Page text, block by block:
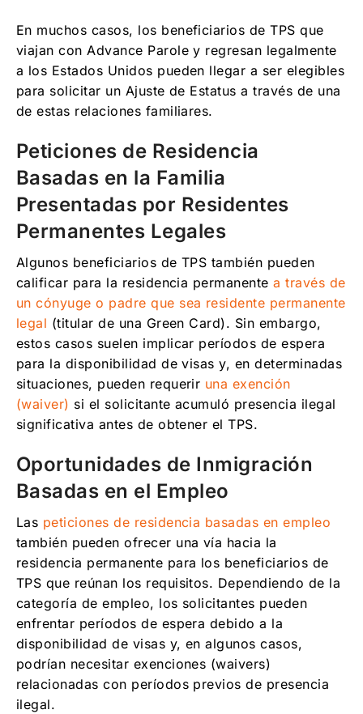
En muchos casos, los beneficiarios de TPS que
viajan con Advance Parole y regresan legalmente
a los Estados Unidos pueden llegar a ser elegibles
para solicitar un Ajuste de Estatus a través de una
de estas relaciones familiares.
Peticiones de Residencia
Basadas en la Familia
Presentadas por Residentes
Permanentes Legales
Algunos beneficiarios de TPS también pueden
calificar para la residencia permanentea través de
un cónyuge o padre que sea residente permanente
legal (titular de una Green Card). Sin embargo,
estos casos suelen implicar períodos de espera
para la disponibilidad de visas y, en determinadas
situaciones, pueden requerir una exención
(waiver) si el solicitante acumuló presencia ilegal
significativa antes de obtener el TPS.
Oportunidades de Inmigración
Basadas en el Empleo
Las peticiones de residencia basadas en empleo
también pueden ofrecer una vía hacia la
residencia permanente para los beneficiarios de
TPS que reúnan los requisitos. Dependiendo de la
categoría de empleo, los solicitantes pueden
enfrentar períodos de espera debido a la
disponibilidad de visas y, en algunos casos,
podrían necesitar exenciones (waivers)
relacionadas con períodos previos de presencia
ilegal.